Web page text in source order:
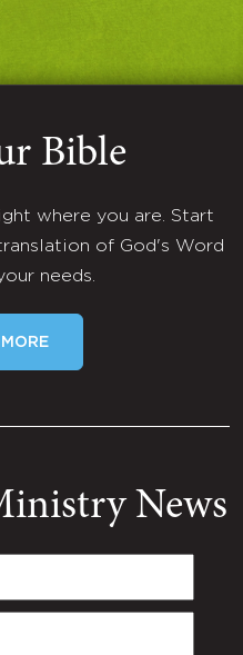
Bible
where you are. Start
of God's Word
needs.
News